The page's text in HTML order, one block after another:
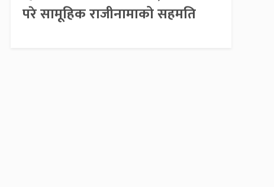
परे सामूहिक राजीनामाको सहमति